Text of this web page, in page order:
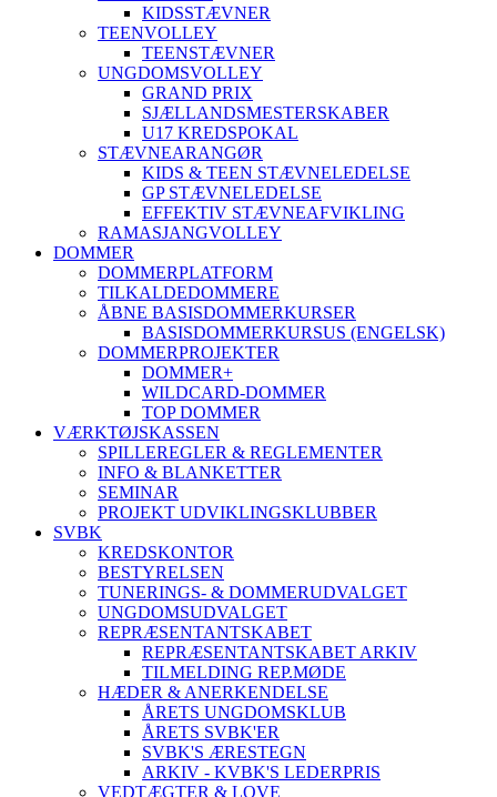
KIDSSTÆVNER
TEENVOLLEY
TEENSTÆVNER
UNGDOMSVOLLEY
GRAND PRIX
SJÆLLANDSMESTERSKABER
U17 KREDSPOKAL
STÆVNEARANGØR
KIDS & TEEN STÆVNELEDELSE
GP STÆVNELEDELSE
EFFEKTIV STÆVNEAFVIKLING
RAMASJANGVOLLEY
DOMMER
DOMMERPLATFORM
TILKALDEDOMMERE
ÅBNE BASISDOMMERKURSER
BASISDOMMERKURSUS (ENGELSK)
DOMMERPROJEKTER
DOMMER+
WILDCARD-DOMMER
TOP DOMMER
VÆRKTØJSKASSEN
SPILLEREGLER & REGLEMENTER
INFO & BLANKETTER
SEMINAR
PROJEKT UDVIKLINGSKLUBBER
SVBK
KREDSKONTOR
BESTYRELSEN
TUNERINGS- & DOMMERUDVALGET
UNGDOMSUDVALGET
REPRÆSENTANTSKABET
REPRÆSENTANTSKABET ARKIV
TILMELDING REP.MØDE
HÆDER & ANERKENDELSE
ÅRETS UNGDOMSKLUB
ÅRETS SVBK'ER
SVBK'S ÆRESTEGN
ARKIV - KVBK'S LEDERPRIS
VEDTÆGTER & LOVE